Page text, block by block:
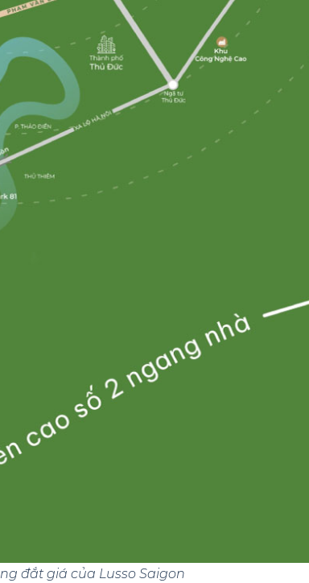
đắt giá của Lusso Saigon